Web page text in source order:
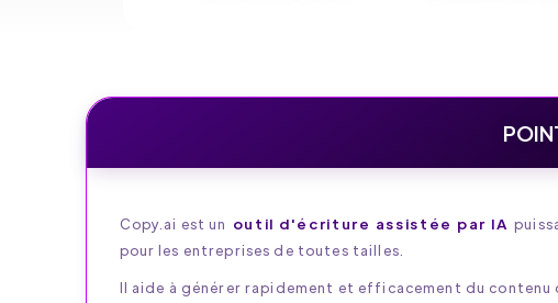
Copy.ai est un outil d'écriture assistée par IA
pour les entreprises de toutes tailles.
Il aide à générer rapidement et efficacement du